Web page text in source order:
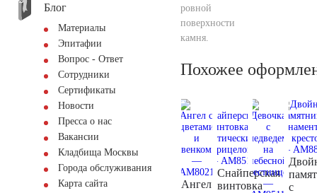
Блог
Материалы
Эпитафии
Вопрос - Ответ
Сотрудники
Сертификаты
Новости
Пресса о нас
Вакансии
Кладбища Москвы
Города обслуживания
Карта сайта
ровной
поверхности
камня.
Похожее
Ангел
Снайперская
винтовка
с